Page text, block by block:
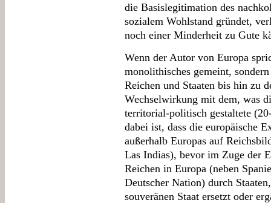
die Basislegitimation des
sozialem Wohlstand gründet,
noch einer Minderheit zu Gute
Wenn der Autor von Europa
monolithisches gemeint,
Reichen und Staaten bis hin zu
Wechselwirkung mit dem, was
territorial-politisch gestaltete
dabei ist, dass die europäische
außerhalb Europas auf
Las Indias), bevor im Zuge der
Reichen in Europa (neben
Deutscher Nation) durch
souveränen Staat ersetzt oder